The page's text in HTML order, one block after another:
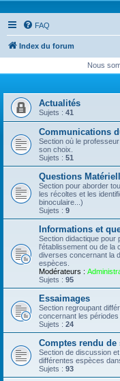
FAQ
Index du forum
Nous
Actualités
Sujets : 41
Communications
Section où le
son choix.
Sujets : 51
Questions
Section pour aborder
les récoltes et les
binoculaire...)
Sujets : 9
Informations et
Section didactique pour
l'établissement ou de la
diverses concernant la
espèces.
Modérateurs :
Sujets : 95
Essaimages
Section regroupant
concernant les
Sujets : 24
Comptes rendu
Section de discussion
différentes espèces
Sujets : 93